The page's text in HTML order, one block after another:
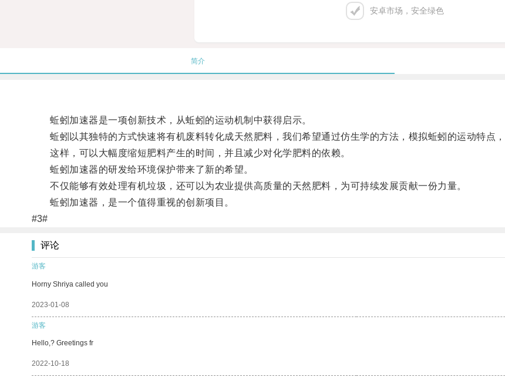
安卓市场，安全绿色
简介
蚯蚓加速器是一项创新技术，从蚯蚓的运动机制中获得启示。
蚯蚓以其独特的方式快速将有机废料转化成天然肥料，我们希望通过仿生学的方法，模拟蚯蚓的运动特点，
这样，可以大幅度缩短肥料产生的时间，并且减少对化学肥料的依赖。
蚯蚓加速器的研发给环境保护带来了新的希望。
不仅能够有效处理有机垃圾，还可以为农业提供高质量的天然肥料，为可持续发展贡献一份力量。
蚯蚓加速器，是一个值得重视的创新项目。
#3#
评论
游客
Horny Shriya called you
2023-01-08
游客
Hello,? Greetings fr
2022-10-18